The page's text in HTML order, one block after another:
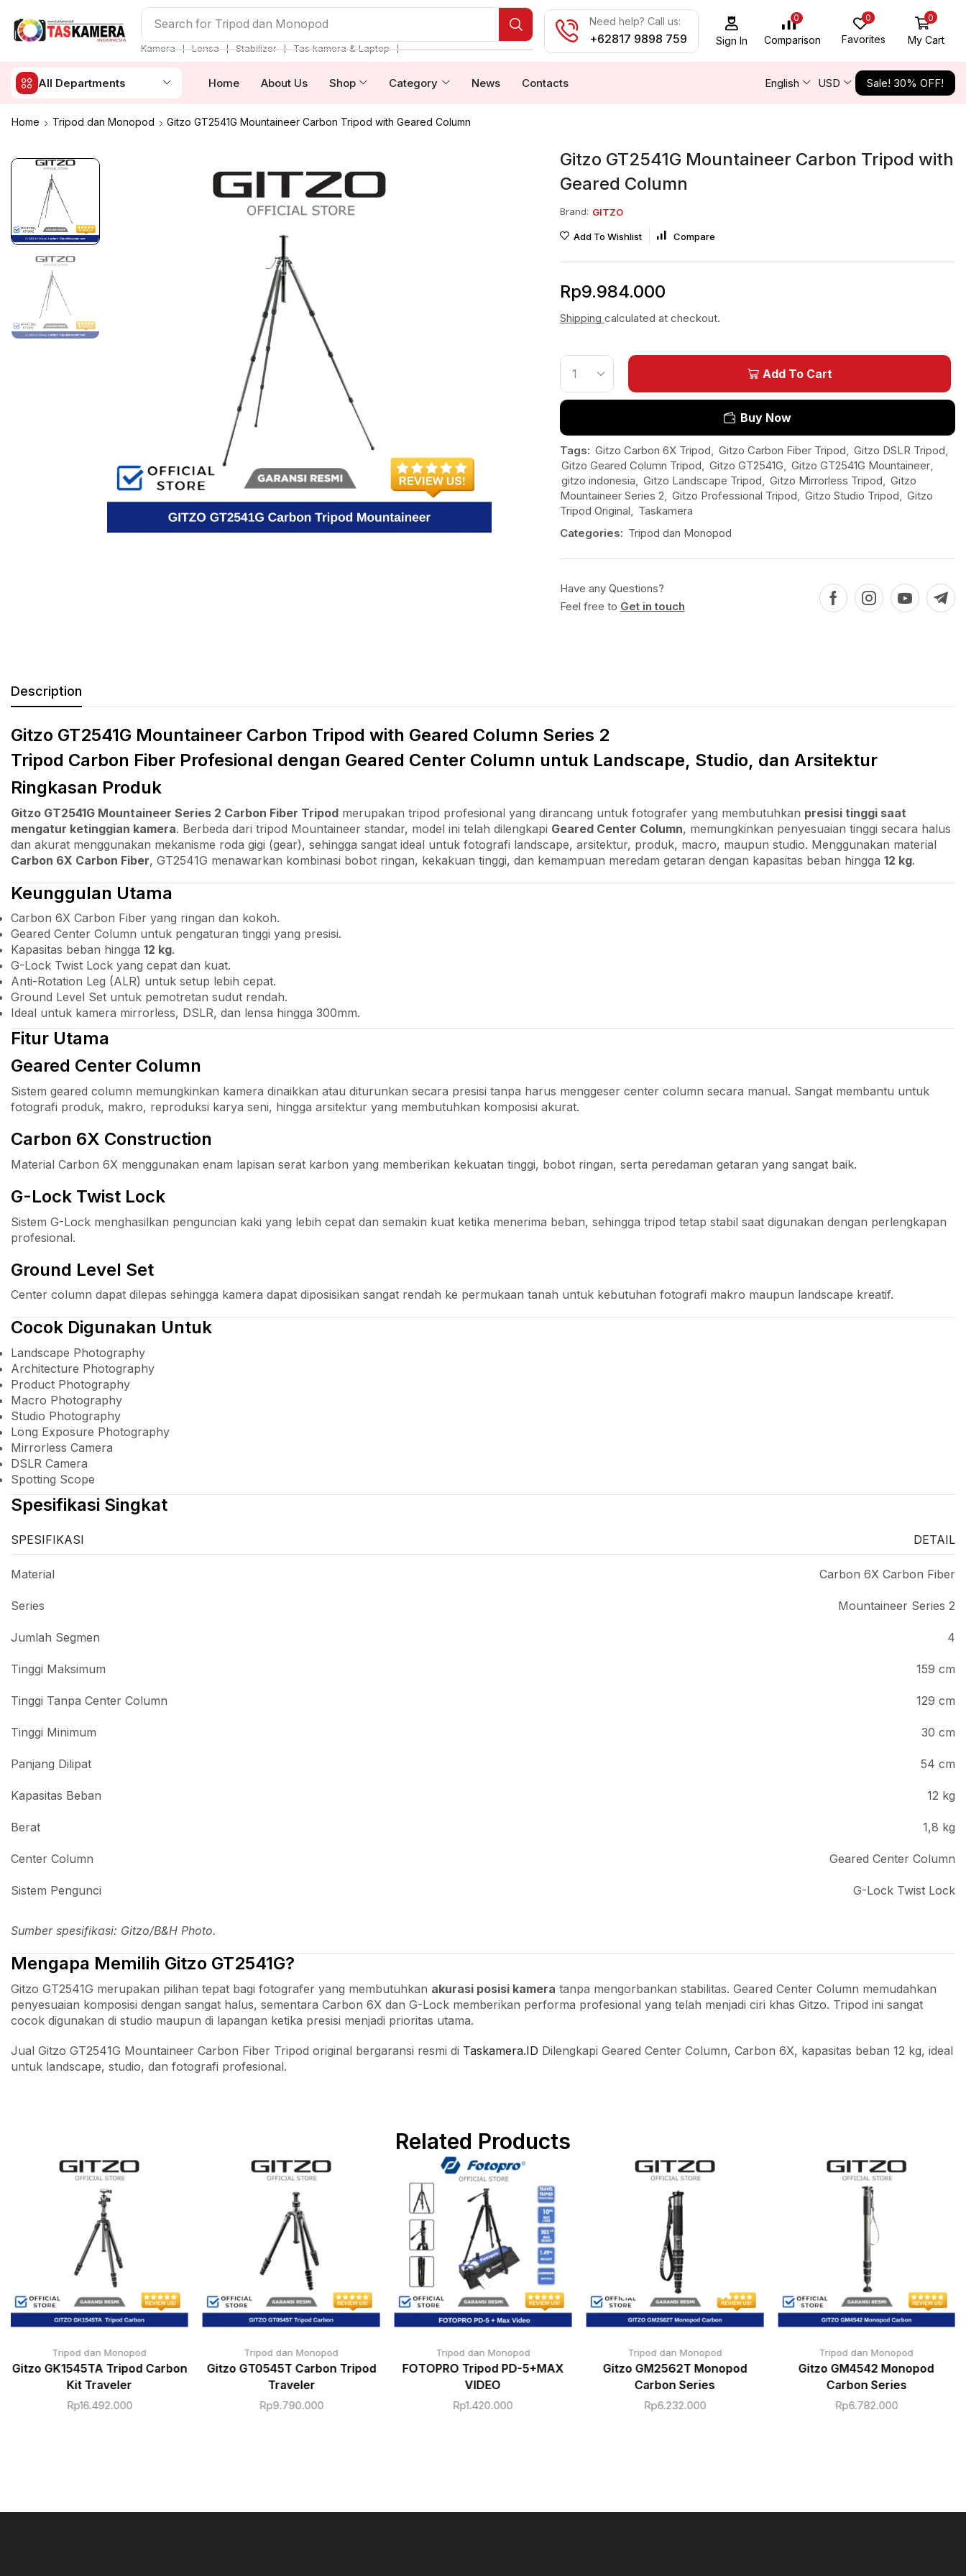
Search for Tripod dan Monopod
Kamera ❘ Lensa ❘ Stabilizer ❘ Tas kamera & Laptop ❘
Need help? Call us:
+62817 9898 759 Sign In
0
Comparison
0
Favorites
0
My Cart
All Departments Home About Us Shop Category News Contacts English USD Sale! 30% OFF!
Home Tripod dan Monopod Gitzo GT2541G Mountaineer Carbon Tripod with Geared Column
Gitzo GT2541G Mountaineer Carbon Tripod with
Geared Column
Brand: GITZO
Add To Wishlist Compare
Rp9.984.000
Shipping calculated at checkout.
Add To Cart
Buy Now
Tags: Gitzo Carbon 6X Tripod, Gitzo Carbon Fiber Tripod, Gitzo DSLR Tripod,
Gitzo Geared Column Tripod, Gitzo GT2541G, Gitzo GT2541G Mountaineer,
gitzo indonesia, Gitzo Landscape Tripod, Gitzo Mirrorless Tripod, Gitzo
Mountaineer Series 2, Gitzo Professional Tripod, Gitzo Studio Tripod, Gitzo
Tripod Original, Taskamera
Categories: Tripod dan Monopod
Have any Questions?
Feel free to Get in touch
Description
Gitzo GT2541G Mountaineer Carbon Tripod with Geared Column Series 2
Tripod Carbon Fiber Profesional dengan Geared Center Column untuk Landscape, Studio, dan Arsitektur
Ringkasan Produk
Gitzo GT2541G Mountaineer Series 2 Carbon Fiber Tripod merupakan tripod profesional yang dirancang untuk fotografer yang membutuhkan presisi tinggi saat
mengatur ketinggian kamera. Berbeda dari tripod Mountaineer standar, model ini telah dilengkapi Geared Center Column, memungkinkan penyesuaian tinggi secara halus
dan akurat menggunakan mekanisme roda gigi (gear), sehingga sangat ideal untuk fotografi landscape, arsitektur, produk, macro, maupun studio. Menggunakan material
Carbon 6X Carbon Fiber, GT2541G menawarkan kombinasi bobot ringan, kekakuan tinggi, dan kemampuan meredam getaran dengan kapasitas beban hingga 12 kg.
Keunggulan Utama
Carbon 6X Carbon Fiber yang ringan dan kokoh.
Geared Center Column untuk pengaturan tinggi yang presisi.
Kapasitas beban hingga 12 kg.
G-Lock Twist Lock yang cepat dan kuat.
Anti-Rotation Leg (ALR) untuk setup lebih cepat.
Ground Level Set untuk pemotretan sudut rendah.
Ideal untuk kamera mirrorless, DSLR, dan lensa hingga 300mm.
Fitur Utama
Geared Center Column
Sistem geared column memungkinkan kamera dinaikkan atau diturunkan secara presisi tanpa harus menggeser center column secara manual. Sangat membantu untuk
fotografi produk, makro, reproduksi karya seni, hingga arsitektur yang membutuhkan komposisi akurat.
Carbon 6X Construction
Material Carbon 6X menggunakan enam lapisan serat karbon yang memberikan kekuatan tinggi, bobot ringan, serta peredaman getaran yang sangat baik.
G-Lock Twist Lock
Sistem G-Lock menghasilkan penguncian kaki yang lebih cepat dan semakin kuat ketika menerima beban, sehingga tripod tetap stabil saat digunakan dengan perlengkapan
profesional.
Ground Level Set
Center column dapat dilepas sehingga kamera dapat diposisikan sangat rendah ke permukaan tanah untuk kebutuhan fotografi makro maupun landscape kreatif.
Cocok Digunakan Untuk
Landscape Photography
Architecture Photography
Product Photography
Macro Photography
Studio Photography
Long Exposure Photography
Mirrorless Camera
DSLR Camera
Spotting Scope
Spesifikasi Singkat
SPESIFIKASI DETAIL
Material Carbon 6X Carbon Fiber
Series Mountaineer Series 2
Jumlah Segmen 4
Tinggi Maksimum 159 cm
Tinggi Tanpa Center Column 129 cm
Tinggi Minimum 30 cm
Panjang Dilipat 54 cm
Kapasitas Beban 12 kg
Berat 1,8 kg
Center Column Geared Center Column
Sistem Pengunci G-Lock Twist Lock
Sumber spesifikasi: Gitzo/B&H Photo.
Mengapa Memilih Gitzo GT2541G?
Gitzo GT2541G merupakan pilihan tepat bagi fotografer yang membutuhkan akurasi posisi kamera tanpa mengorbankan stabilitas. Geared Center Column memudahkan
penyesuaian komposisi dengan sangat halus, sementara Carbon 6X dan G-Lock memberikan performa profesional yang telah menjadi ciri khas Gitzo. Tripod ini sangat
cocok digunakan di studio maupun di lapangan ketika presisi menjadi prioritas utama.
Jual Gitzo GT2541G Mountaineer Carbon Fiber Tripod original bergaransi resmi di Taskamera.ID Dilengkapi Geared Center Column, Carbon 6X, kapasitas beban 12 kg, ideal
untuk landscape, studio, dan fotografi profesional.
Related Products
Tripod dan Monopod
Gitzo GK1545TA Tripod Carbon
Kit Traveler
Rp16.492.000
Tripod dan Monopod
Gitzo GT0545T Carbon Tripod
Traveler
Rp9.790.000
Tripod dan Monopod
FOTOPRO Tripod PD-5+MAX
VIDEO
Rp1.420.000
Tripod dan Monopod
Gitzo GM2562T Monopod
Carbon Series
Rp6.232.000
Tripod dan Monopod
Gitzo GM4542 Monopod
Carbon Series
Rp6.782.000